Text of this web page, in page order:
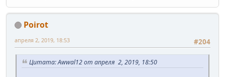
Poirot
#204
апреля 2, 2019, 18:53
Цитата: Awwal12 от апреля 2, 2019, 18:50